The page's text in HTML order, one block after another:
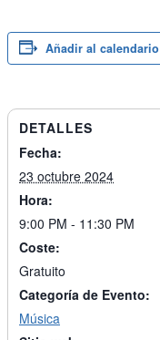
Añadir al calendario
DETALLES
Fecha:
23 octubre 2024
Hora:
9:00 PM - 11:30 PM
Coste:
Gratuito
Categoría de Evento:
Música